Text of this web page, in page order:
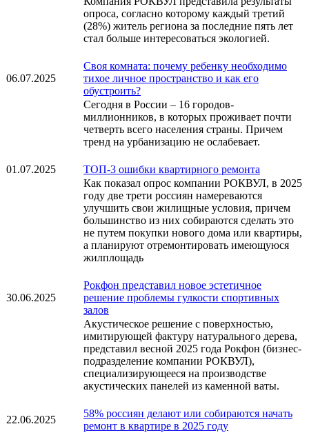
опроса, согласно которому каждый третий
(28%) житель региона за последние пять лет
стал больше интересоваться экологией.
06.07.2025
Своя комната: почему ребенку необходимо
тихое личное пространство и как его
обустроить?
Сегодня в России – 16 городов-
миллионников, в которых проживает почти
четверть всего населения страны. Причем
тренд на урбанизацию не ослабевает.
01.07.2025
ТОП-3 ошибки квартирного ремонта
Как показал опрос компании РОКВУЛ, в 2025
году две трети россиян намереваются
улучшить свои жилищные условия, причем
большинство из них собираются сделать это
не путем покупки нового дома или квартиры,
а планируют отремонтировать имеющуюся
жилплощадь
30.06.2025
Рокфон представил новое эстетичное
решение проблемы гулкости спортивных
залов
Акустическое решение с поверхностью,
имитирующей фактуру натурального дерева,
представил весной 2025 года Рокфон (бизнес-
подразделение компании РОКВУЛ),
специализирующееся на производстве
акустических панелей из каменной ваты.
22.06.2025
58% россиян делают или собираются начать
ремонт в квартире в 2025 году